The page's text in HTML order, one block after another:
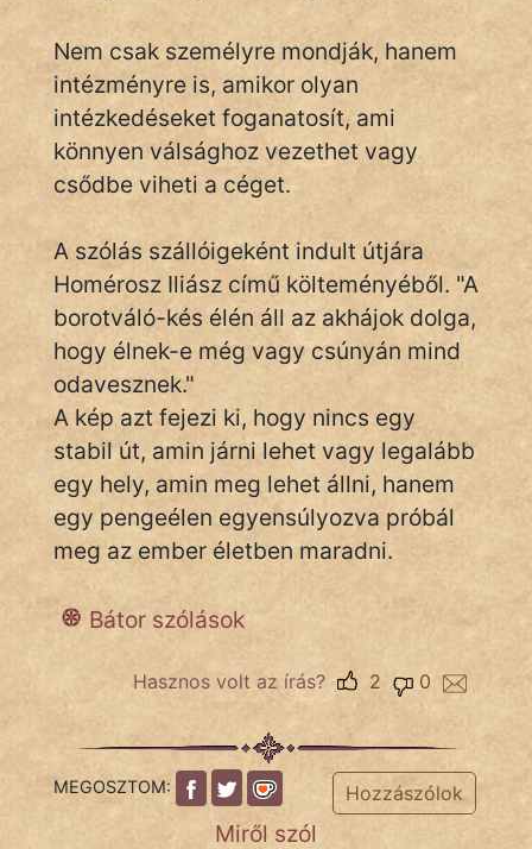
IRODALOM
SZÓLÁS
És
KÖZMONDÁS
ZENE
ÉLETMÓD
MAGYARSÁG
És
TÖRTÉNELEM
Hunor
Jób Gedeon
Nem csak személyre mondják, hanem
intézményre is, amikor olyan
intézkedéseket foganatosít, ami
könnyen válsághoz vezethet vagy
csődbe viheti a céget.
A szólás szállóigeként indult útjára
Homérosz Iliász című költeményéből. "A
borotváló-kés élén áll az akhájok dolga,
hogy élnek-e még vagy csúnyán mind
odavesznek."
A kép azt fejezi ki, hogy nincs egy
stabil út, amin járni lehet vagy legalább
egy hely, amin meg lehet állni, hanem
egy pengeélen egyensúlyozva próbál
meg az ember életben maradni.
Bátor szólások
Hasznos volt az írás? 0
2
MEGOSZTOM: Hozzászólok
Miről szól